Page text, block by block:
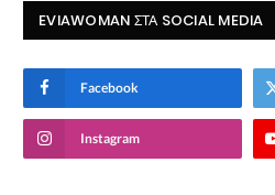
EVIAWOMAN ΣΤΑ SOCIAL MEDIA
Facebook
Instagram